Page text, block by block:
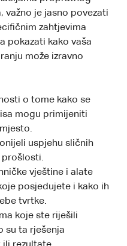
važno je jasno povezati
zahtjevima
pokazati kako vaša
može izravno
o tome kako se
mogu primijeniti
uspjehu sličnih
prošlosti.
vještine i alate
posjedujete i kako ih
tvrtke.
koje ste riješili
su ta rješenja